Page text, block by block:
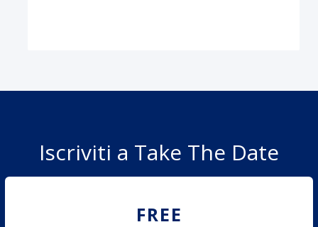
Iscriviti a Take The Date
FREE